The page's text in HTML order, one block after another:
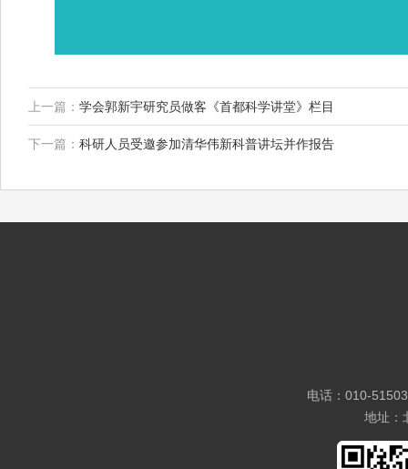
上一篇： 学会郭新宇研究员做客《首都科学讲堂》栏目
下一篇： 科研人员受邀参加清华伟新科普讲坛并作报告
电话：010-
地址：